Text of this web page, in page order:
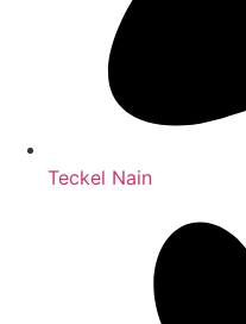
Teckel Nain